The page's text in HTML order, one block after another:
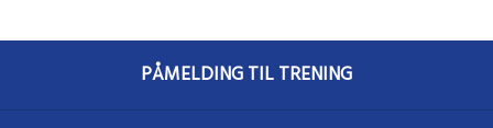
PÅMELDING TIL TRENING